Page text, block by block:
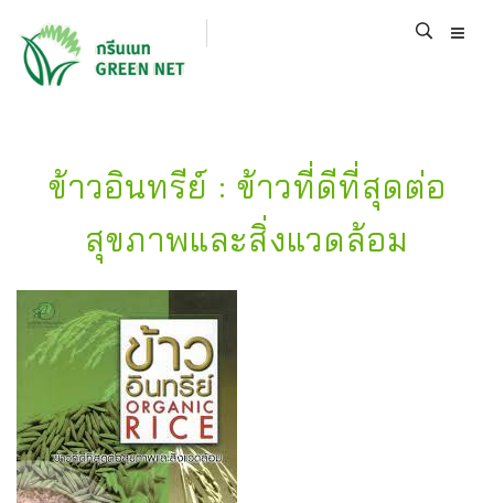
ข้าวอินทรีย์ : ข้าวที่ดีที่สุดต่อ
สุขภาพและสิ่งแวดล้อม